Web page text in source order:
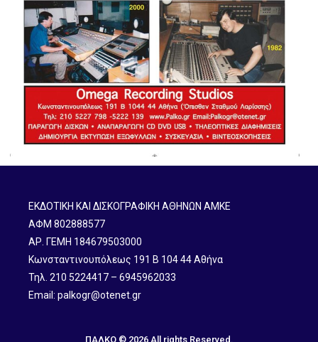
ΕΚΔΟΤΙΚΗ ΚΑΙ ΔΙΣΚΟΓΡΑΦΙΚΗ ΑΘΗΝΩΝ ΑΜΚΕ
ΑΦΜ 802888577
ΑΡ. ΓΕΜΗ 184679503000
Κωνσταντινουπόλεως 191 B 104 44 Αθήνα
Τηλ. 210 5224417 – 6945962033
Email: palkogr@otenet.gr
ΠΑΛΚΟ © 2026 All rights Reserved.